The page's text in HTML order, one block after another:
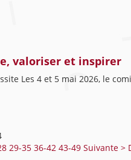
valoriser et inspirer
Les 4 et 5 mai 2026, le
29-35 36-42 43-49 Suivante >